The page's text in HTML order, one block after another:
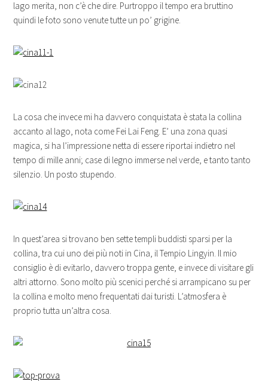
lago merita, non c’è che dire. Purtroppo il tempo era bruttino
quindi le foto sono venute tutte un po’ grigine.
La cosa che invece mi ha davvero conquistata è stata la collina
accanto al lago, nota come Fei Lai Feng. E’ una zona quasi
magica, si ha l’impressione netta di essere riportai indietro nel
tempo di mille anni; case di legno immerse nel verde, e tanto tanto
silenzio. Un posto stupendo.
In quest’area si trovano ben sette templi buddisti sparsi per la
collina, tra cui uno dei più noti in Cina, il Tempio Lingyin. Il mio
consiglio è di evitarlo, davvero troppa gente, e invece di visitare gli
altri attorno. Sono molto più scenici perché si arrampicano su per
la collina e molto meno frequentati dai turisti. L’atmosfera è
proprio tutta un’altra cosa.